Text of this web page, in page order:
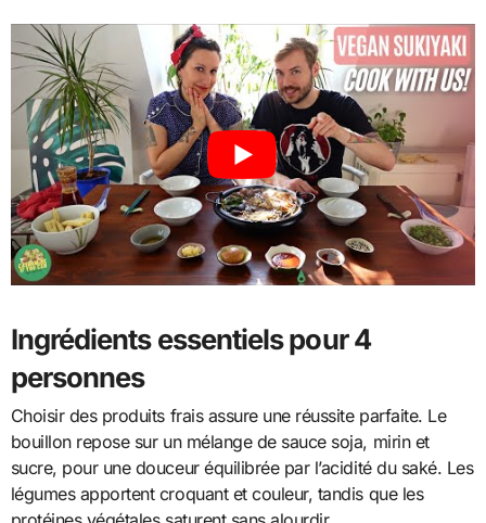
Ingrédients essentiels pour 4
personnes
Choisir des produits frais assure une réussite parfaite. Le
bouillon repose sur un mélange de sauce soja, mirin et
sucre, pour une douceur équilibrée par l’acidité du saké. Les
légumes apportent croquant et couleur, tandis que les